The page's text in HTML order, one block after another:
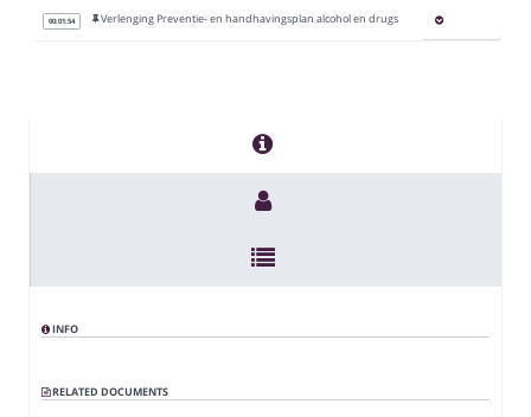
00:01:54 Verlenging Preventie- en handhavingsplan alcohol en drugs
INFO
RELATED DOCUMENTS